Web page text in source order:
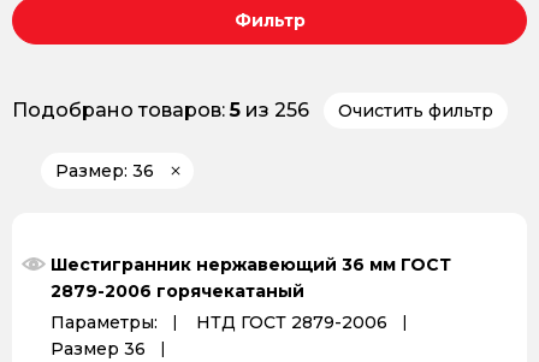
Фильтр
Подобрано товаров:5 из 256 Очистить фильтр
Размер: 36
Шестигранник нержавеющий 36 мм ГОСТ
2879-2006 горячекатаный
Параметры:
НТД ГОСТ 2879-2006
Размер 36